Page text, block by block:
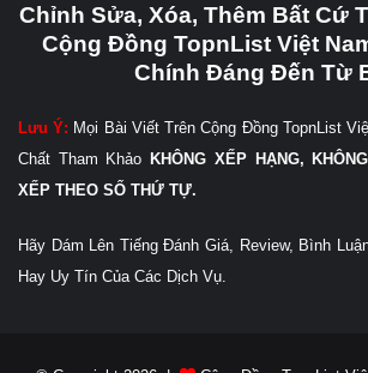
Chỉnh Sửa, Xóa, Thêm Bất Cứ
Cộng Đồng TopnList Việt
Chính Đáng Đến Từ
Lưu Ý: Mọi Bài Viết Trên Cộng Đồng TopnList
Chất Tham KhảoKHÔNG XẾP HẠNG,
XẾP THEO SỐ THỨ TỰ.
Hãy Dám Lên Tiếng Đánh Giá, Review, Bình
Hay Uy Tín Của Các Dịch Vụ.